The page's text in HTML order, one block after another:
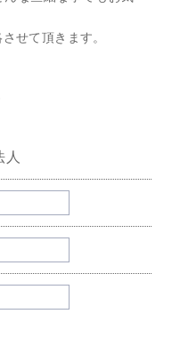
せて頂きます。
人